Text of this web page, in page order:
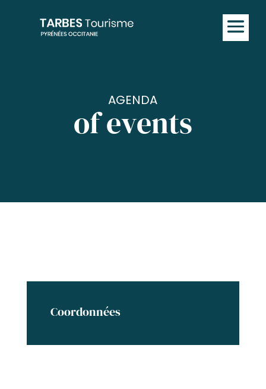
AGENDA
of events
Coordonnées